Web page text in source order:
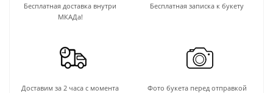
Бесплатная доставка внутри
МКАДа!
Бесплатная записка к букету
Доставим за 2 часа с момента
Фото букета перед отправкой